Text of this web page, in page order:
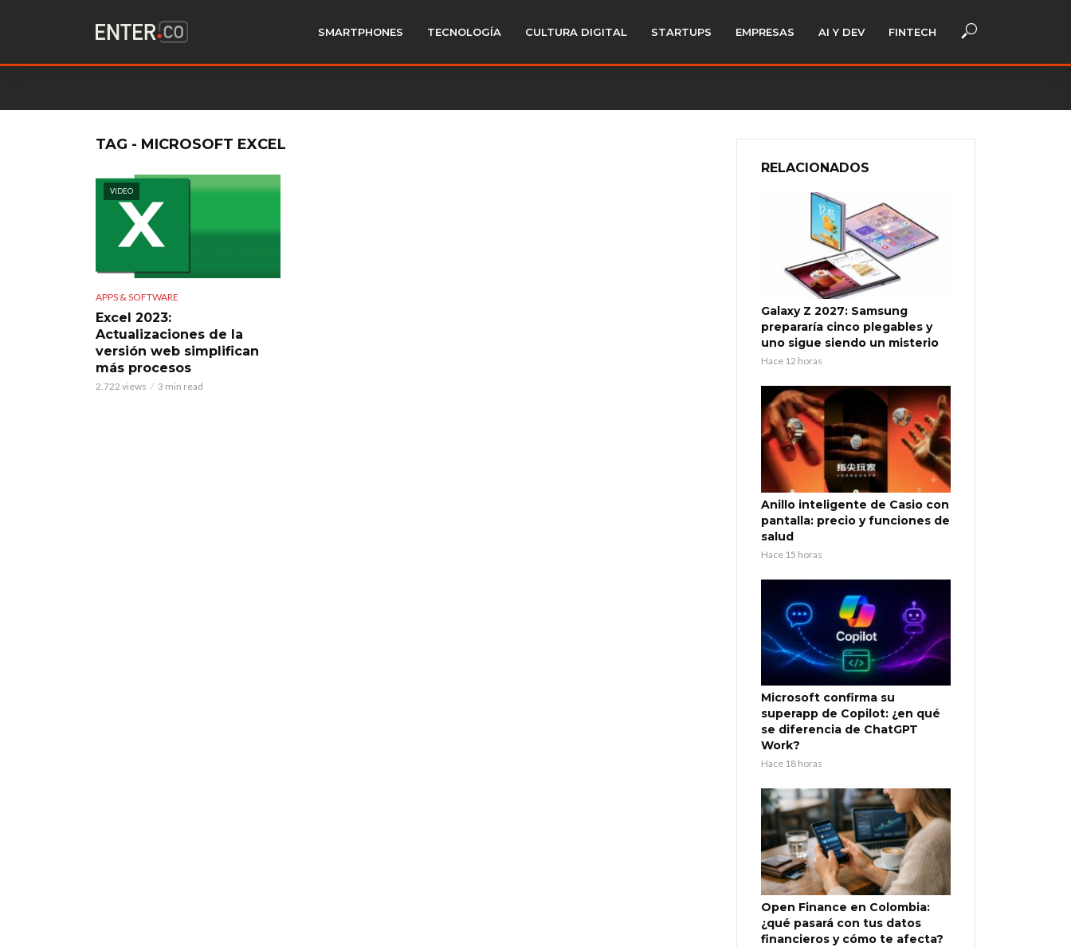
SMARTPHONES TECNOLOGÍA CULTURA DIGITAL STARTUPS EMPRESAS AI Y DEV FINTECH
TAG - MICROSOFT EXCEL
VIDEO
APPS & SOFTWARE
Excel 2023:
Actualizaciones de la
versión web simplifican
más procesos
2.722 views 3 min read
RELACIONADOS
Galaxy Z 2027: Samsung
prepararía cinco plegables y
uno sigue siendo un misterio
Hace 12 horas
Anillo inteligente de Casio con
pantalla: precio y funciones de
salud
Hace 15 horas
Microsoft confirma su
superapp de Copilot: ¿en qué
se diferencia de ChatGPT
Work?
Hace 18 horas
Open Finance en Colombia:
¿qué pasará con tus datos
financieros y cómo te afecta?